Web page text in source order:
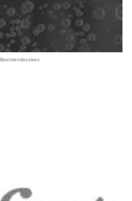
Beeldendezaken